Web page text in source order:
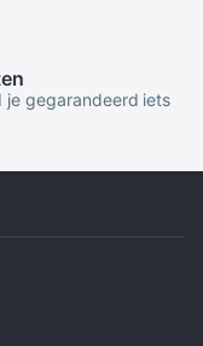
je gegarandeerd iets